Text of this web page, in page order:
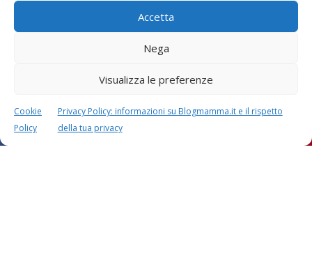
Accetta
Nega
Visualizza le preferenze
Cookie
Policy
Privacy Policy: informazioni su Blogmamma.it e il rispetto
della tua privacy
Festa della mamma: Le settimane di